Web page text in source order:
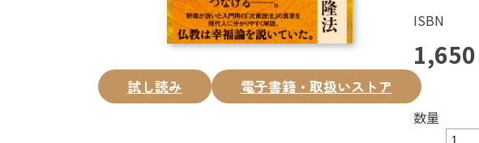
試し読み 電子書籍・取扱いストア
ISBN
1,650
数量